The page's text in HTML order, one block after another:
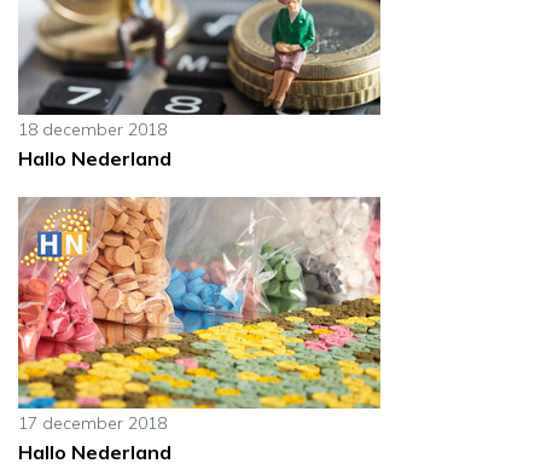
18 december 2018
Hallo Nederland
17 december 2018
Hallo Nederland